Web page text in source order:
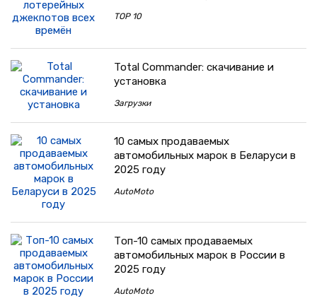
TOP 10
Total Commander: скачивание и
установка
Загрузки
10 самых продаваемых
автомобильных марок в Беларуси в
2025 году
AutoMoto
Топ-10 самых продаваемых
автомобильных марок в России в
2025 году
AutoMoto